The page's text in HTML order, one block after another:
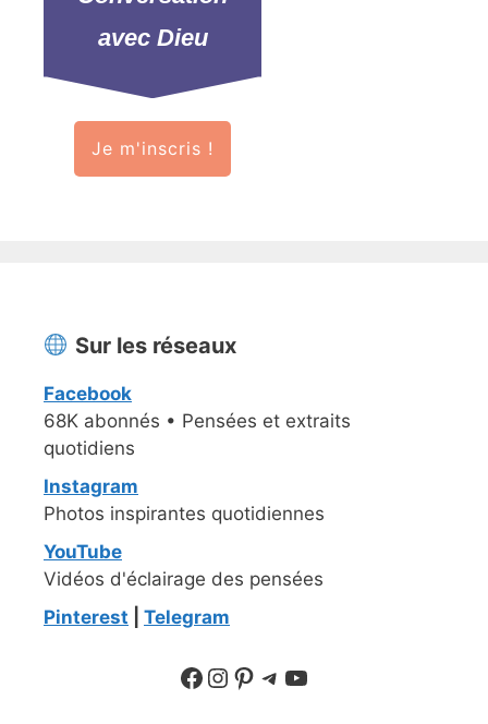
avec Dieu
Je m'inscris !
Sur les réseaux
Facebook
68K abonnés • Pensées et extraits
quotidiens
Instagram
Photos inspirantes quotidiennes
YouTube
Vidéos d'éclairage des pensées
Pinterest
Telegram
Suivre sur Facebook
Suivre sur Instagram
Pinterest
Sur Telegram
YouTube